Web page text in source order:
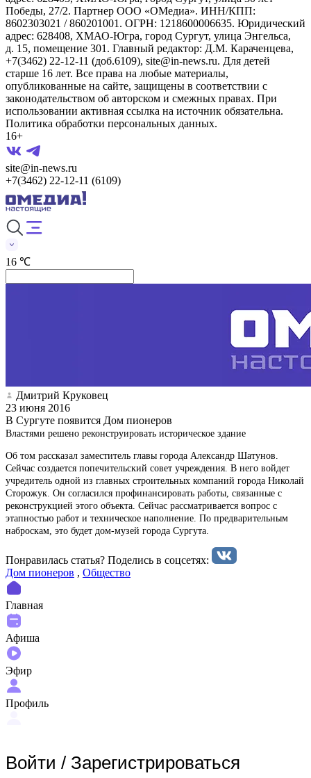
Победы, 27/2. Партнер ООО «ОМедиа». ИНН/КПП:
8602303021 / 860201001. ОГРН: 1218600006635. Юридический
адрес: 628408, ХМАО-Югра, город Сургут, улица Энгельса,
д. 15, помещение 301. Главный редактор: Д.М. Караченцева,
+7(3462) 22-12-11 (доб.6109), site@in-news.ru. Для детей
старше 16 лет. Все права на любые материалы,
опубликованные на сайте, защищены в соответствии с
законодательством об авторском и смежных правах. При
использовании активная ссылка на источник обязательна.
Политика обработки персональных данных.
16+
site@in-news.ru
+7(3462) 22-12-11 (6109)
16 ℃
Дмитрий Круковец
23 июня 2016
В Сургуте появится Дом пионеров
Властями решено реконструировать историческое здание
Об том рассказал заместитель главы города Александр Шатунов.
Сейчас создается попечительский совет учреждения. В него войдет
учредитель одной из главных строительных компаний города Николай
Сторожук. Он согласился профинансировать работы, связанные с
реконструкцией этого объекта. Сейчас рассматривается вопрос с
этапностью работ и техническое наполнение. По предварительным
наброскам, это будет дом-музей города Сургута.
Понравилась статья? Поделиcь в соцсетях:
Дом пионеров , Общество
Главная
Афиша
Эфир
Профиль
Войти / Зарегистрироваться